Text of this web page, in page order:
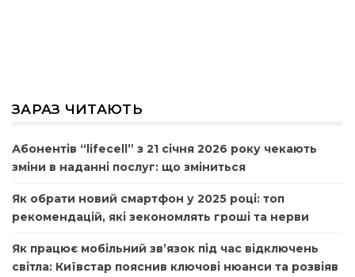
ЗАРАЗ ЧИТАЮТЬ
Абонентів “lifecell” з 21 січня 2026 року чекають
зміни в наданні послуг: що зміниться
Як обрати новий смартфон у 2025 році: топ
рекомендацій, які зекономлять гроші та нерви
Як працює мобільний зв’язок під час відключень
світла: Київстар пояснив ключові нюанси та розвіяв